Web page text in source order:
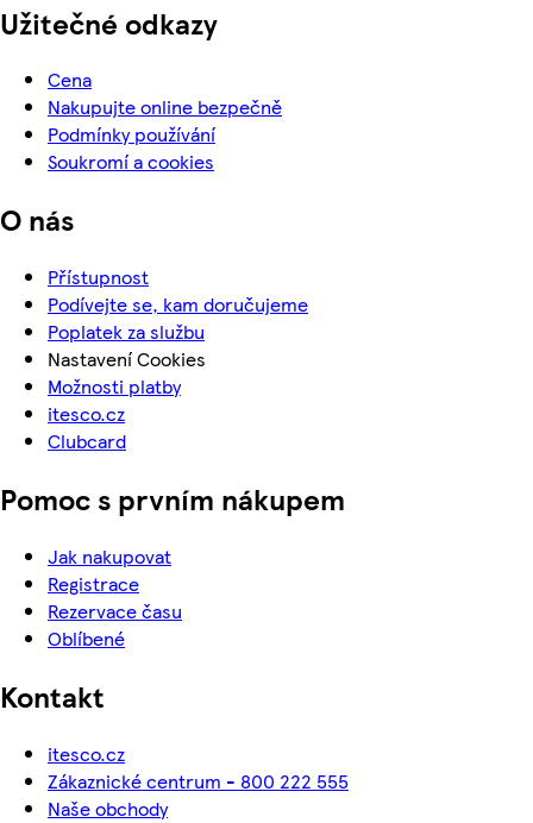
Užitečné odkazy
Cena
Nakupujte online bezpečně
Podmínky používání
Soukromí a cookies
O nás
Přístupnost
Podívejte se, kam doručujeme
Poplatek za službu
Nastavení Cookies
Možnosti platby
itesco.cz
Clubcard
Pomoc s prvním nákupem
Jak nakupovat
Registrace
Rezervace času
Oblíbené
Kontakt
itesco.cz
Zákaznické centrum - 800 222 555
Naše obchody